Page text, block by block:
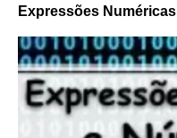
Expressões Numéricas